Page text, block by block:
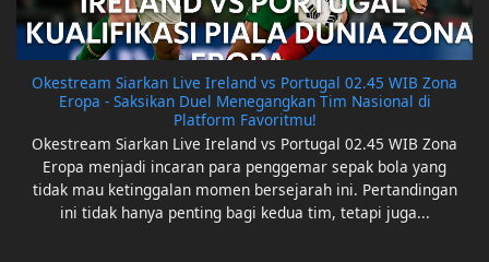
Okestream Siarkan Live Ireland vs Portugal 02.45 WIB Zona
Eropa - Saksikan Duel Menegangkan Tim Nasional di
Platform Favoritmu!
Okestream Siarkan Live Ireland vs Portugal 02.45 WIB Zona
Eropa menjadi incaran para penggemar sepak bola yang
tidak mau ketinggalan momen bersejarah ini. Pertandingan
ini tidak hanya penting bagi kedua tim, tetapi juga...